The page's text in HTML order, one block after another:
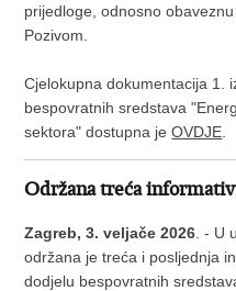
prijedloge, odnosno
Pozivom.
Cjelokupna dokumentacija 1.
bespovratnih sredstava
sektora" dostupna jeOVDJE
Održana treća
Zagreb, 3. veljače 2026 . - U
održana je treća i posljednja
dodjelu bespovratnih